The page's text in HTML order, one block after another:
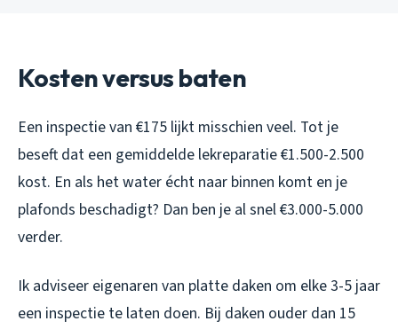
Kosten versus baten
Een inspectie van €175 lijkt misschien veel. Tot je
beseft dat een gemiddelde lekreparatie €1.500-2.500
kost. En als het water écht naar binnen komt en je
plafonds beschadigt? Dan ben je al snel €3.000-5.000
verder.
Ik adviseer eigenaren van platte daken om elke 3-5 jaar
een inspectie te laten doen. Bij daken ouder dan 15